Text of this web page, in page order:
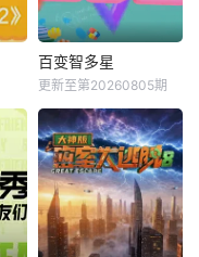
百变智多星
更新至第20260805期